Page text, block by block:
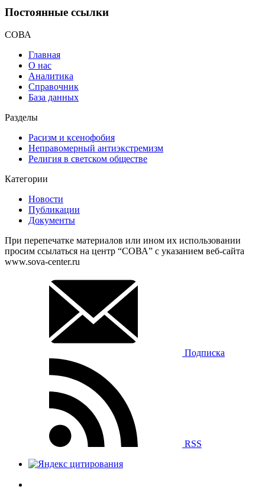
Постоянные ссылки
СОВА
Главная
О нас
Аналитика
Справочник
База данных
Разделы
Расизм и ксенофобия
Неправомерный антиэкстремизм
Религия в светском обществе
Категории
Новости
Публикации
Документы
При перепечатке материалов или ином их использовании
просим ссылаться на центр “СОВА” с указанием веб-сайта
www.sova-center.ru
Подписка
RSS